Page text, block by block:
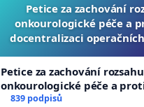
Petice za zachování
onkourologické péče a
docentralizaci
Petice za zachování rozsahu
onkourologické péče a
docentralizaci operačních
839 podpisů